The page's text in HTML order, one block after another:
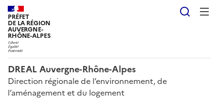
PRÉFET
DE LA RÉGION
AUVERGNE-
RHÔNE-ALPES
DREAL Auvergne-Rhône-Alpes
Direction régionale de l’environnement, de
l’aménagement et du logement